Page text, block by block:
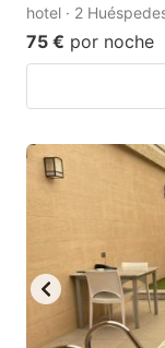
hotel · 2
75 € por noche